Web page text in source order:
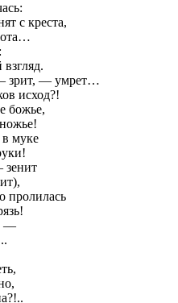
с креста,
зрит, — умрет…
исход?!
божье,
муке
зенит
пролилась
—